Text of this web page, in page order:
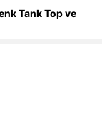
Tank Top ve